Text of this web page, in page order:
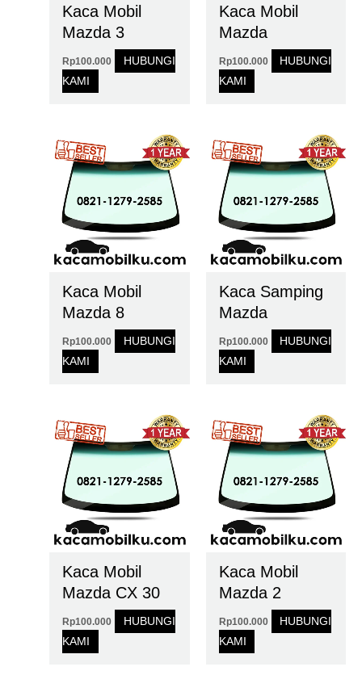
Kaca Mobil
Mazda 3
Rp100.000
HUBUNGI
KAMI
Kaca Mobil
Mazda
Rp100.000
HUBUNGI
KAMI
Kaca Mobil
Mazda 8
Rp100.000
HUBUNGI
KAMI
Kaca Samping
Mazda
Rp100.000
HUBUNGI
KAMI
Kaca Mobil
Mazda CX 30
Rp100.000
HUBUNGI
KAMI
Kaca Mobil
Mazda 2
Rp100.000
HUBUNGI
KAMI